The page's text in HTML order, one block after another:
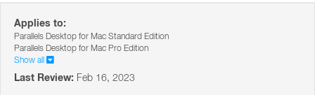
Applies to:
Parallels Desktop for Mac Standard Edition
Parallels Desktop for Mac Pro Edition
Show all
Last Review: Feb 16, 2023